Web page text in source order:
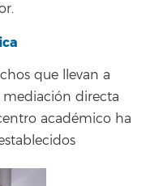
que llevan a
mediación directa
académico ha